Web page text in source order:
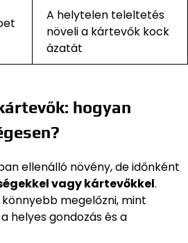
A helytelen teleltetés
növeli a kártevők kock
ázatát
hogyan
ellenálló növény, de időnként
vagy kártevőkkel.
megelőzni, mint
helyes gondozás és a